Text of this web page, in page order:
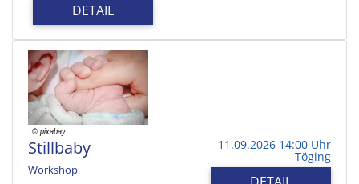
DETAIL
Stillbaby
Workshop
11.09.2026 14:00 Uhr
Töging